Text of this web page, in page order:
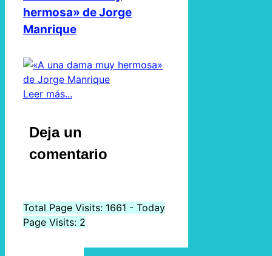
hermosa» de Jorge
Manrique
Leer más...
Deja un
comentario
Total Page Visits: 1661 - Today
Page Visits: 2